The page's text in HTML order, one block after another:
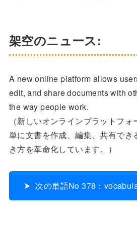
架空のニュース:
A new online platform allows
edit, and share documents with
the way people work.
（新しいオンラインプラットフ
単に文書を作成、編集、共有でき
き方を革命化しています。）
次の単語No 378：